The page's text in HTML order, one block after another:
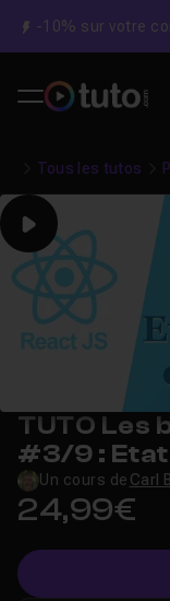
-10% sur votre
Tous les tutos
Play
TUTO Les
#3/9 : Etat
Un cours de Carl
24,99€